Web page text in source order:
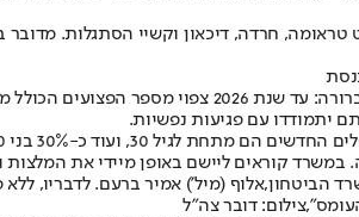
(62%), לצד חיילי חובה, אנשי קבע ושוטרים.
קוראים ליישם באופן מיידי את
הביטחון,אלוף (מיל') אמיר ברעם. לדבריו,
דובר צה"ל